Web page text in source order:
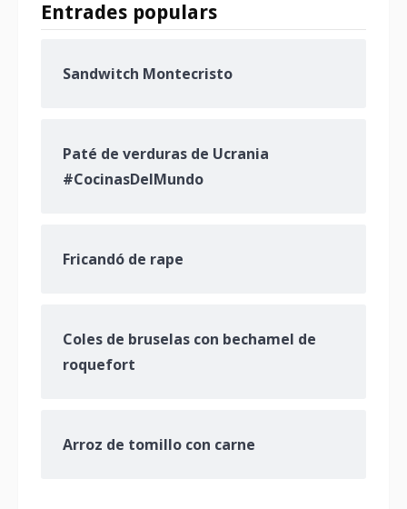
Entrades populars
Sandwitch Montecristo
Paté de verduras de Ucrania
#CocinasDelMundo
Fricandó de rape
Coles de bruselas con bechamel de
roquefort
Arroz de tomillo con carne